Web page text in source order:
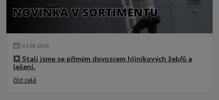
01.08.2026
💥 Stali jsme se přímým dovozcem hliníkových žebřů a
lešení.
číst celé